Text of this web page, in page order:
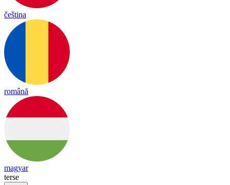
čeština
română
magyar
terse